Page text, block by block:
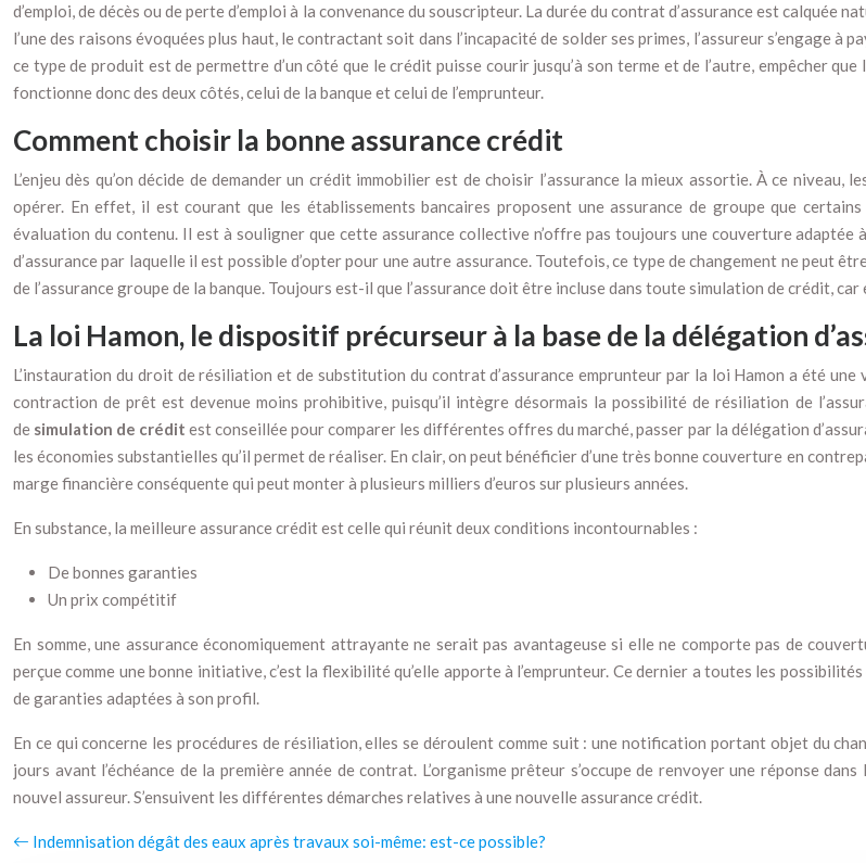
d’emploi, de décès ou de perte d’emploi à la convenance du souscripteur. La durée du contrat d’assurance est
l’une des raisons évoquées plus haut, le contractant soit dans l’incapacité de solder ses primes, l’assureur
ce type de produit est de permettre d’un côté que le crédit puisse courir jusqu’à son terme et de l’autre, empêcher
fonctionne donc des deux côtés, celui de la banque et celui de l’emprunteur.
Comment choisir la bonne assurance crédit
L’enjeu dès qu’on décide de demander un crédit immobilier est de choisir l’assurance la mieux assortie. À ce
opérer. En effet, il est courant que les établissements bancaires proposent une assurance de groupe que
évaluation du contenu. Il est à souligner que cette assurance collective n’offre pas toujours une couverture
d’assurance par laquelle il est possible d’opter pour une autre assurance. Toutefois, ce type de changement ne peut
de l’assurance groupe de la banque. Toujours est-il que l’assurance doit être incluse dans toute simulation de crédit,
La loi Hamon, le dispositif précurseur à la base de la délégation
L’instauration du droit de résiliation et de substitution du contrat d’assurance emprunteur par la loi Hamon a été
contraction de prêt est devenue moins prohibitive, puisqu’il intègre désormais la possibilité de résiliation de
de simulation de crédit est conseillée pour comparer les différentes offres du marché, passer par la délégation
les économies substantielles qu’il permet de réaliser. En clair, on peut bénéficier d’une très bonne couverture en
marge financière conséquente qui peut monter à plusieurs milliers d’euros sur plusieurs années.
En substance, la meilleure assurance crédit est celle qui réunit deux conditions incontournables :
De bonnes garanties
Un prix compétitif
En somme, une assurance économiquement attrayante ne serait pas avantageuse si elle ne comporte pas de
perçue comme une bonne initiative, c’est la flexibilité qu’elle apporte à l’emprunteur. Ce dernier a toutes les
de garanties adaptées à son profil.
En ce qui concerne les procédures de résiliation, elles se déroulent comme suit : une notification portant objet du
jours avant l’échéance de la première année de contrat. L’organisme prêteur s’occupe de renvoyer une réponse
nouvel assureur. S’ensuivent les différentes démarches relatives à une nouvelle assurance crédit.
Indemnisation dégât des eaux après travaux soi-même: est-ce possible?